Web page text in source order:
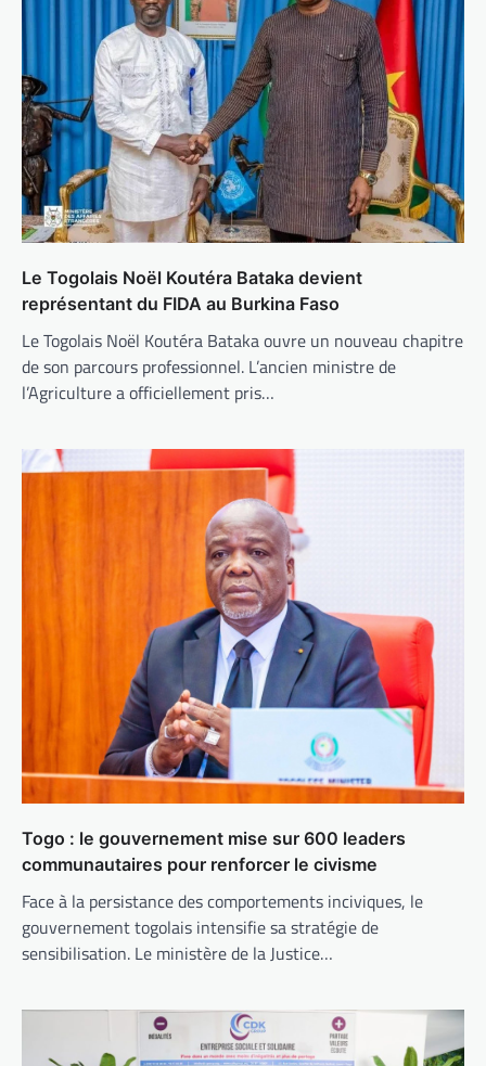
Le Togolais Noël Koutéra Bataka devient
représentant du FIDA au Burkina Faso
Le Togolais Noël Koutéra Bataka ouvre un nouveau chapitre
de son parcours professionnel. L’ancien ministre de
l’Agriculture a officiellement pris…
Togo : le gouvernement mise sur 600 leaders
communautaires pour renforcer le civisme
Face à la persistance des comportements inciviques, le
gouvernement togolais intensifie sa stratégie de
sensibilisation. Le ministère de la Justice…